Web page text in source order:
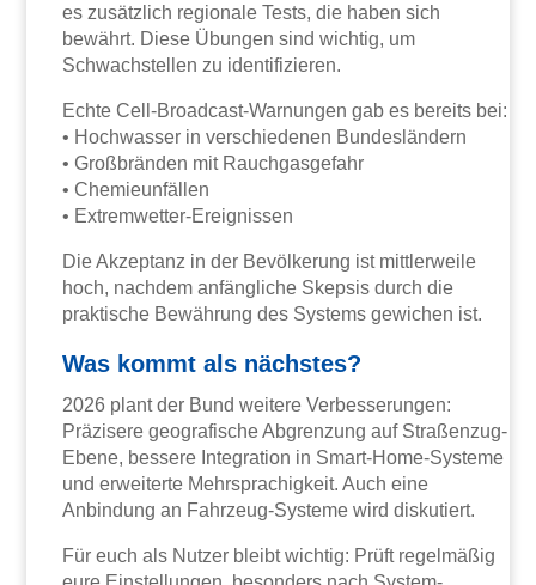
es zusätzlich regionale Tests, die haben sich
bewährt. Diese Übungen sind wichtig, um
Schwachstellen zu identifizieren.
Echte Cell-Broadcast-Warnungen gab es bereits bei:
• Hochwasser in verschiedenen Bundesländern
• Großbränden mit Rauchgasgefahr
• Chemieunfällen
• Extremwetter-Ereignissen
Die Akzeptanz in der Bevölkerung ist mittlerweile
hoch, nachdem anfängliche Skepsis durch die
praktische Bewährung des Systems gewichen ist.
Was kommt als nächstes?
2026 plant der Bund weitere Verbesserungen:
Präzisere geografische Abgrenzung auf Straßenzug-
Ebene, bessere Integration in Smart-Home-Systeme
und erweiterte Mehrsprachigkeit. Auch eine
Anbindung an Fahrzeug-Systeme wird diskutiert.
Für euch als Nutzer bleibt wichtig: Prüft regelmäßig